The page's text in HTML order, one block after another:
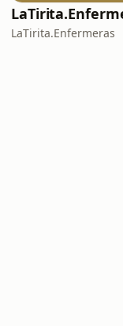
LaTirita.Enfermeras